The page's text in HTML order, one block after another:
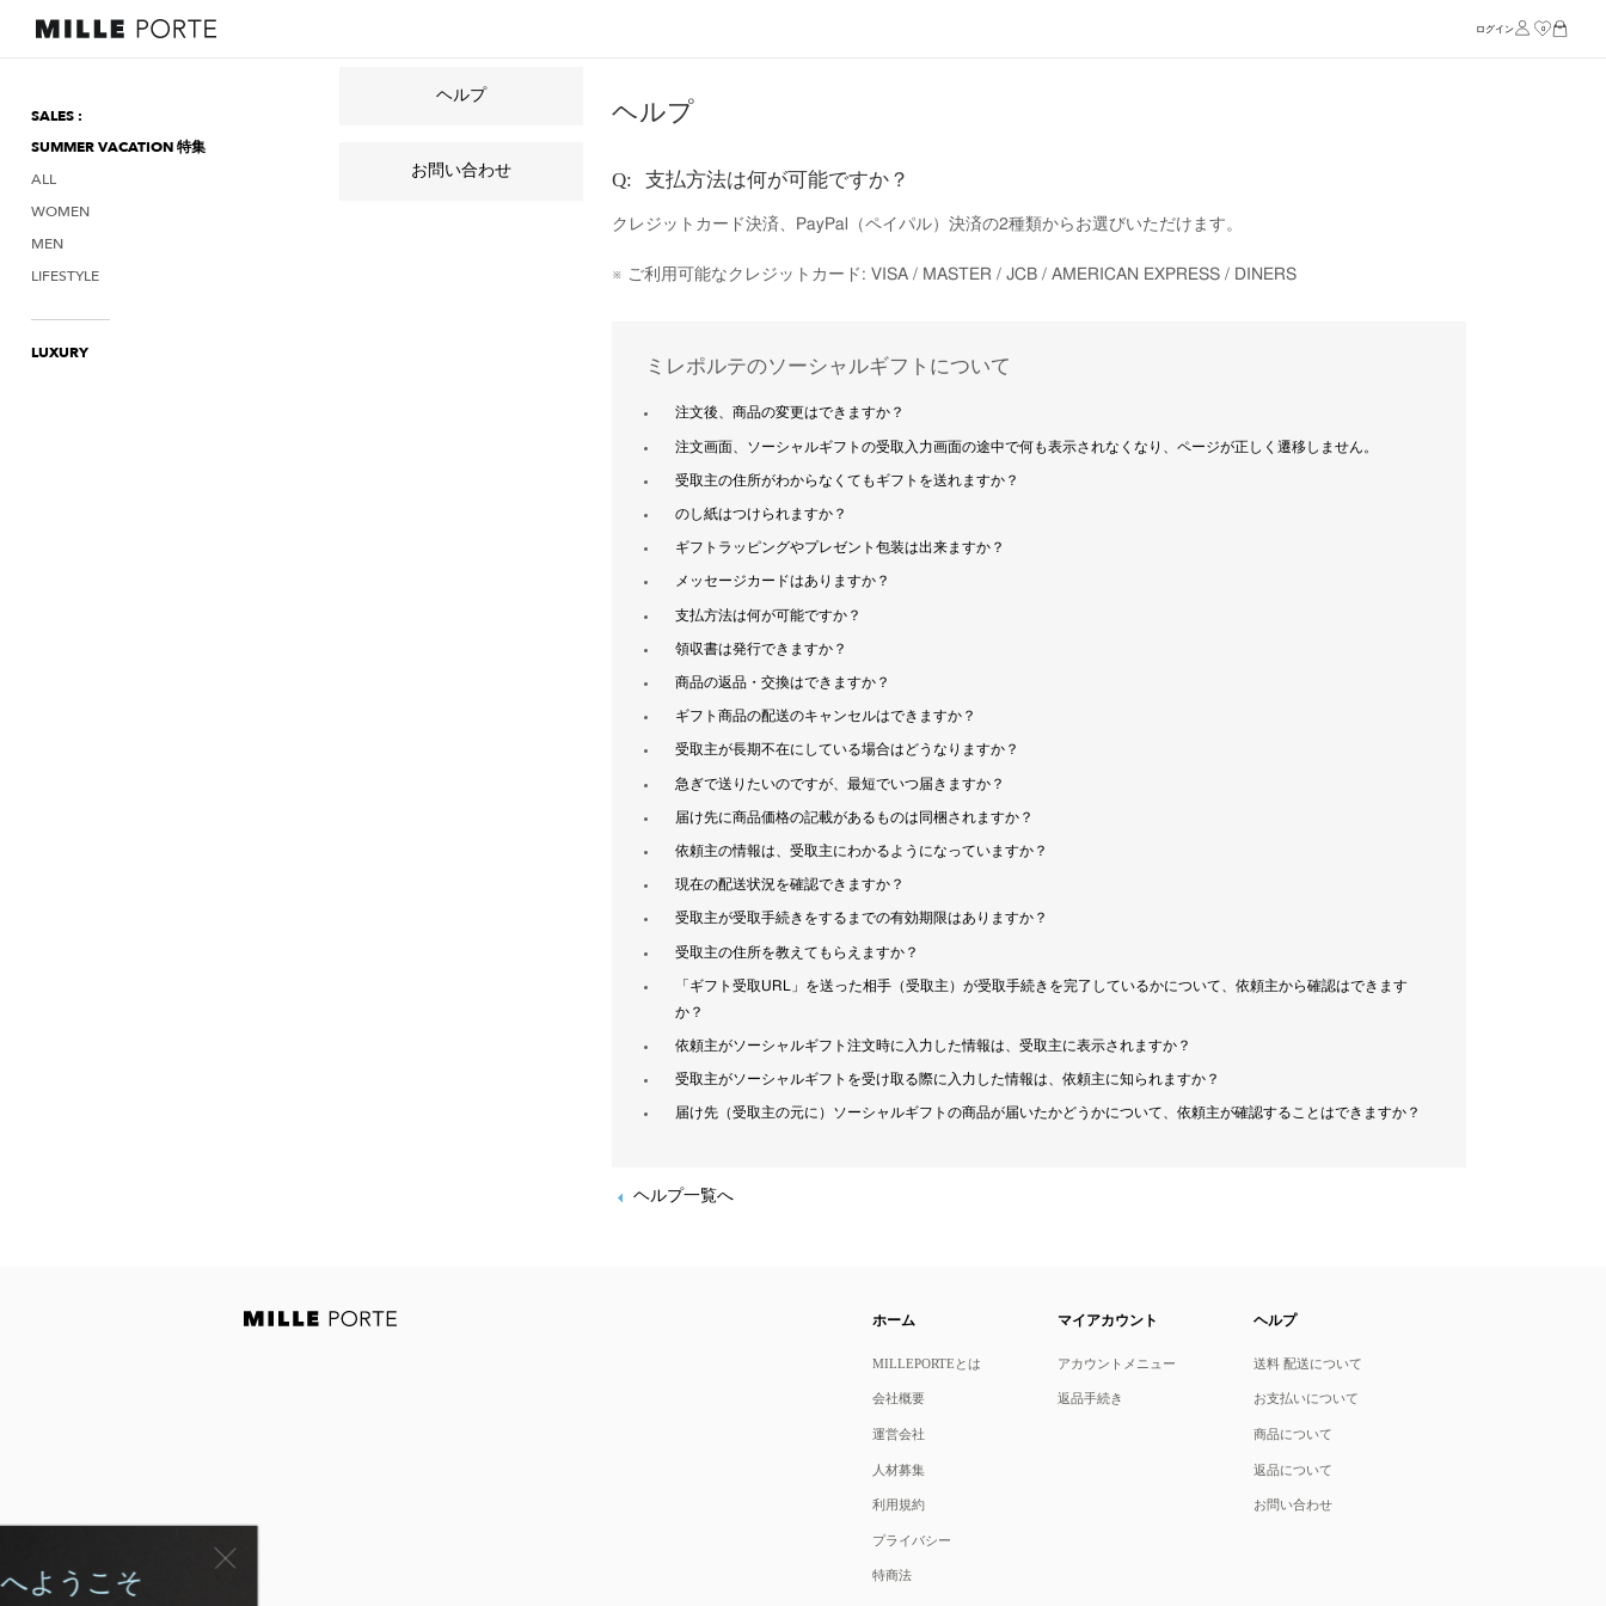
ログイン 0
SALES :
SUMMER VACATION 特集
ALL
WOMEN
MEN
LIFESTYLE
LUXURY
ヘルプ
お問い合わせ
ヘルプ
支払方法は何が可能ですか？
クレジットカード決済、PayPal（ペイパル）決済の2種類からお選びいただけます。
※ ご利用可能なクレジットカード: VISA / MASTER / JCB / AMERICAN EXPRESS / DINERS
ミレポルテのソーシャルギフトについて
注文後、商品の変更はできますか？
注文画面、ソーシャルギフトの受取入力画面の途中で何も表示されなくなり、ページが正しく遷移しません。
受取主の住所がわからなくてもギフトを送れますか？
のし紙はつけられますか？
ギフトラッピングやプレゼント包装は出来ますか？
メッセージカードはありますか？
支払方法は何が可能ですか？
領収書は発行できますか？
商品の返品・交換はできますか？
ギフト商品の配送のキャンセルはできますか？
受取主が長期不在にしている場合はどうなりますか？
急ぎで送りたいのですが、最短でいつ届きますか？
届け先に商品価格の記載があるものは同梱されますか？
依頼主の情報は、受取主にわかるようになっていますか？
現在の配送状況を確認できますか？
受取主が受取手続きをするまでの有効期限はありますか？
受取主の住所を教えてもらえますか？
「ギフト受取URL」を送った相手（受取主）が受取手続きを完了しているかについて、依頼主から確認はできます
か？
依頼主がソーシャルギフト注文時に入力した情報は、受取主に表示されますか？
受取主がソーシャルギフトを受け取る際に入力した情報は、依頼主に知られますか？
届け先（受取主の元に）ソーシャルギフトの商品が届いたかどうかについて、依頼主が確認することはできますか？
ヘルプ一覧へ
ホーム
MILLEPORTEとは
会社概要
運営会社
人材募集
利用規約
プライバシー
特商法
マイアカウント
アカウントメニュー
返品手続き
ヘルプ
送料 配送について
お支払いについて
商品について
返品について
お問い合わせ
ようこそ